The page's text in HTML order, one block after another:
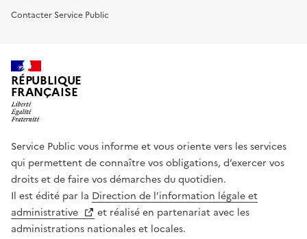
Contacter Service Public
RÉPUBLIQUE
FRANÇAISE
Service Public vous informe et vous oriente vers les services
qui permettent de connaître vos obligations, d’exercer vos
droits et de faire vos démarches du quotidien.
Il est édité par la Direction de l’information légale et
administrative
et réalisé en partenariat avec les
administrations nationales et locales.